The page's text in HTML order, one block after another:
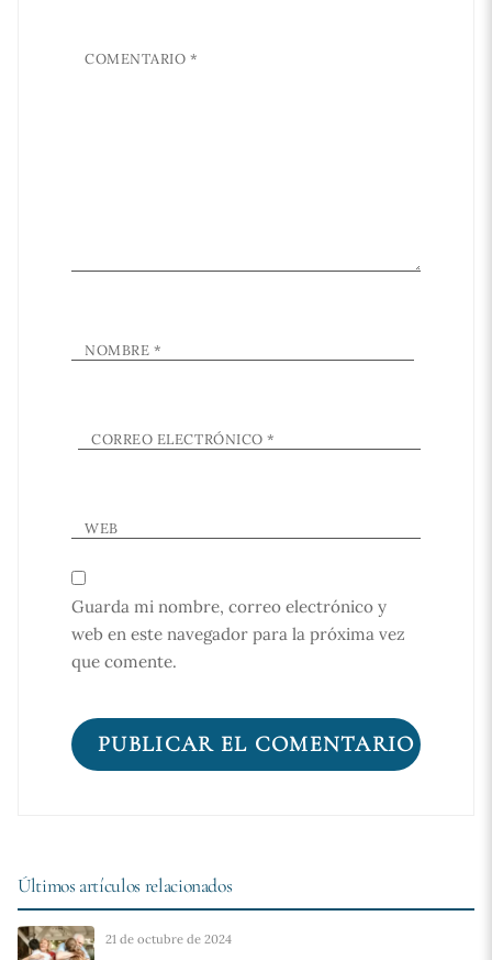
COMENTARIO *
NOMBRE *
CORREO ELECTRÓNICO*
WEB
Guarda mi nombre, correo electrónico y
web en este navegador para la próxima vez
que comente.
Últimos artículos relacionados
21 de octubre de 2024